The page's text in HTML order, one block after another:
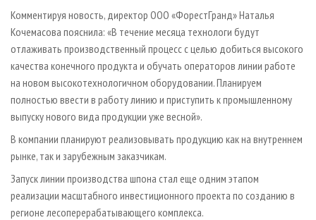
БИОЭНЕРГЕТИКА
ЦБП
ИНСТРУМЕНТ И МАТЕРИАЛЫ
ПРИОРИТЕТНЫЕ ИНВЕСТПРОЕКТЫ
RUSSIAN FORESTRY REVIEW
ГАЗЕТА ЛЕСПРОМФОРУМ
БИБЛИОТЕКА СПЕЦИАЛИСТА
Комментируя новость, директор ООО «ФорестГранд» Наталья
Кочемасова пояснила: «В течение месяца технологи будут
отлаживать производственный процесс с целью добиться высокого
качества конечного продукта и обучать операторов линии работе
на новом высокотехнологичном оборудовании. Планируем
полностью ввести в работу линию и приступить к промышленному
выпуску нового вида продукции уже весной».
В компании планируют реализовывать продукцию как на внутреннем
рынке, так и зарубежным заказчикам.
Запуск линии производства шпона стал еще одним этапом
реализации масштабного инвестиционного проекта по созданию в
регионе лесоперерабатывающего комплекса.